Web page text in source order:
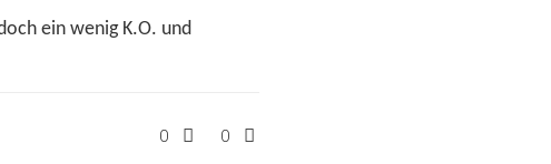
ein wenig K.O. und
0 0